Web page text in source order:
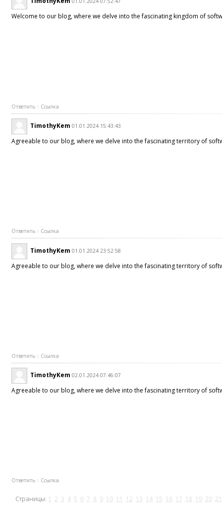
Welcome to our blog, where we delve into the fascinating kingdom of
Ответить Ссылка
TimothyKem 01.01.2024 15:43:43
Agreeable to our blog, where we delve into the fascinating territory of
Ответить Ссылка
TimothyKem 01.01.2024 23:52:58
Agreeable to our blog, where we delve into the fascinating territory of
Ответить Ссылка
TimothyKem 02.01.2024 07:46:07
Agreeable to our blog, where we delve into the fascinating territory of
Ответить Ссылка
Страницы: 1 2 3 4 5 6 7 8 9 10 11 12 13 14 15 16 17 18 19 20 21